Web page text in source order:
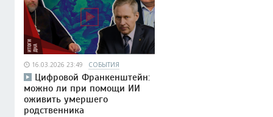
16.03.2026 23:49 СОБЫТИЯ
Цифровой Франкенштейн:
можно ли при помощи ИИ
оживить умершего
родственника